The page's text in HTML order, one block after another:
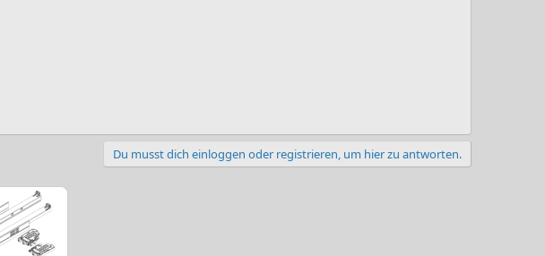
Du musst dich einloggen oder registrieren, um hier zu antworten.